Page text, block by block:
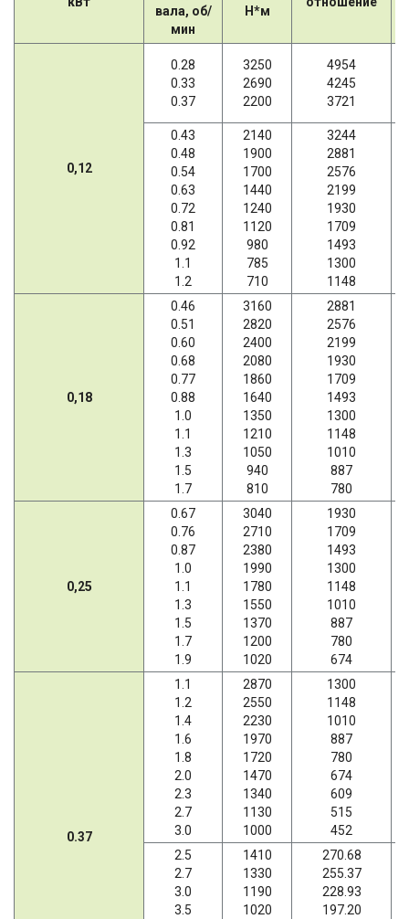
вала, об/
мин
Н*м
0,12
0.28
0.33
0.37
3250
2690
2200
4954
4245
3721
0.43
0.48
0.54
0.63
0.72
0.81
0.92
1.1
1.2
2140
1900
1700
1440
1240
1120
980
785
710
3244
2881
2576
2199
1930
1709
1493
1300
1148
0,18
0.46
0.51
0.60
0.68
0.77
0.88
1.0
1.1
1.3
1.5
1.7
3160
2820
2400
2080
1860
1640
1350
1210
1050
940
810
2881
2576
2199
1930
1709
1493
1300
1148
1010
887
780
0,25
0.67
0.76
0.87
1.0
1.1
1.3
1.5
1.7
1.9
3040
2710
2380
1990
1780
1550
1370
1200
1020
1930
1709
1493
1300
1148
1010
887
780
674
0.37
1.1
1.2
1.4
1.6
1.8
2.0
2.3
2.7
3.0
2870
2550
2230
1970
1720
1470
1340
1130
1000
1300
1148
1010
887
780
674
609
515
452
2.5
2.7
3.0
3.5
1410
1330
1190
1020
270.68
255.37
228.93
197.20